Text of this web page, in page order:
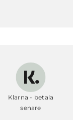
Klarna - betala
senare